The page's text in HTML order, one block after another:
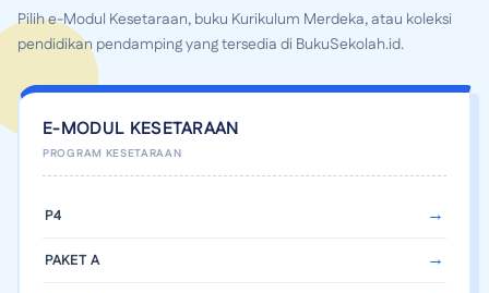
Pilih e-Modul Kesetaraan, buku Kurikulum Merdeka, atau koleksi
pendidikan pendamping yang tersedia di BukuSekolah.id.
E-MODUL KESETARAAN
P4
PAKET A